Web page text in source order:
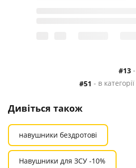
#13
#51 - в категорії
Дивіться також
навушники бездротові
Навушники для ЗСУ -10%